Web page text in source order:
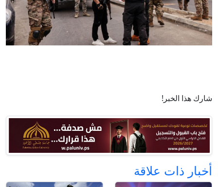
شارك هذا الخبر!
أخبار ذات علاقة